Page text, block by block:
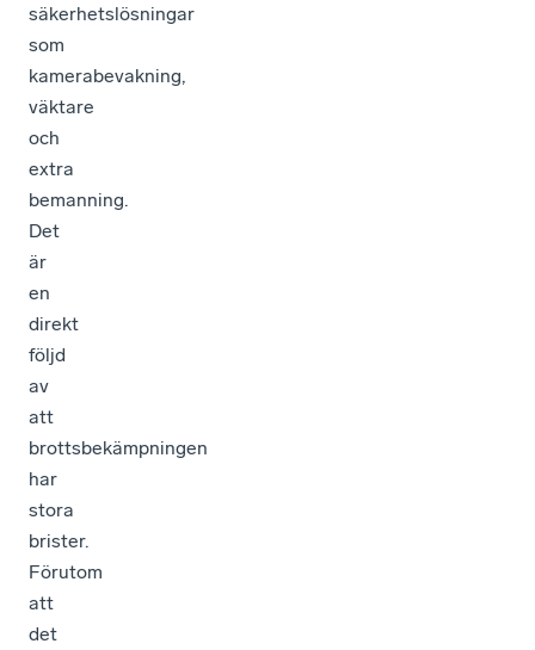
säkerhetslösningar
som
kamerabevakning,
väktare
och
extra
bemanning.
Det
är
en
direkt
följd
av
att
brottsbekämpningen
har
stora
brister.
Förutom
att
det